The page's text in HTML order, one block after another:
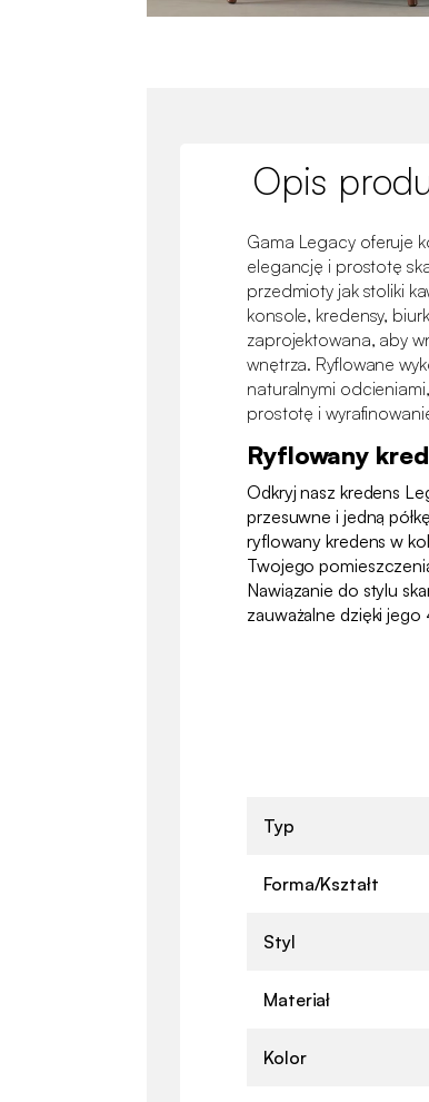
Opis
Gama Legacy oferuje
elegancję i prostotę
przedmioty jak stoliki
konsole, kredensy,
zaprojektowana, aby
wnętrza. Ryflowane
naturalnymi
prostotę i
Ryflowany
Odkryj nasz kredens
przesuwne i jedną
ryflowany kredens w
Twojego
Nawiązanie do stylu
zauważalne dzięki
Typ
Forma/Kształt
Styl
Materiał
Kolor